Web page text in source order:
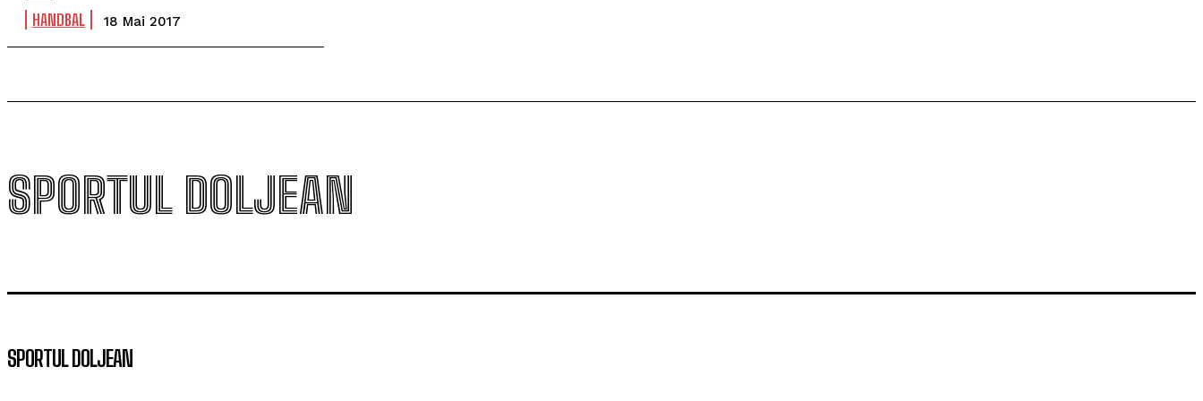
HANDBAL 18 Mai 2017
SPORTUL DOLJEAN
SPORTUL DOLJEAN